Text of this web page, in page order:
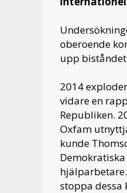
oberoende
upp
2014
vidare en
Republiken.
Oxfam
kunde
stoppa dessa